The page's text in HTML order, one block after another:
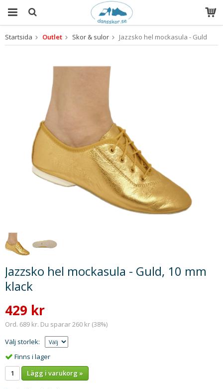
Produkten har blivit tillagd i varukorgen
Startsida Outlet Skor & sulor Jazzsko hel mockasula - Guld
Jazzsko hel mockasula - Guld, 10 mm
klack
429 kr
Ord. 689 kr. Du sparar 260 kr (38%)
Välj storlek:
Finns i lager
Lägg i varukorg »